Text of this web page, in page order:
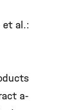
et al.:
a-